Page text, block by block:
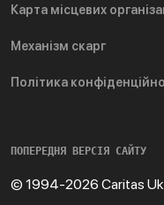
Карта місцевих
Механізм скарг
Політика
ПОПЕРЕДНЯ ВЕРСІЯ САЙТУ
© 1994-2026 Caritas